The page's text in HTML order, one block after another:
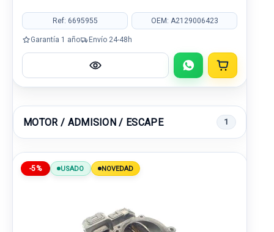
Ref: 6695955 OEM: A2129006423
Garantía 1 año Envío 24-48h
MOTOR / ADMISION / ESCAPE 1
-5% USADO NOVEDAD